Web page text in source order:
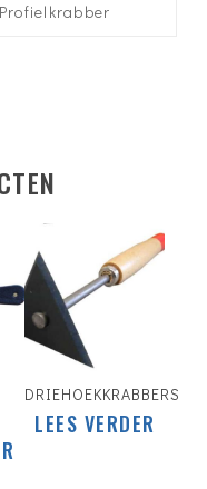
Profielkrabber
DRIEHOEKKRABBERS
LEES VERDER